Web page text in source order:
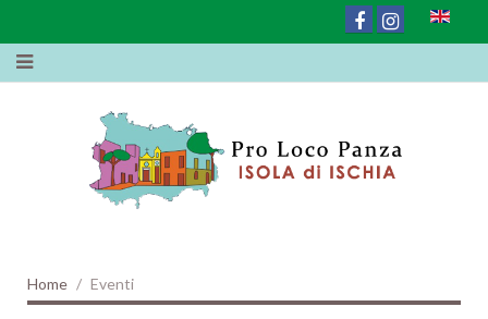
Home Eventi